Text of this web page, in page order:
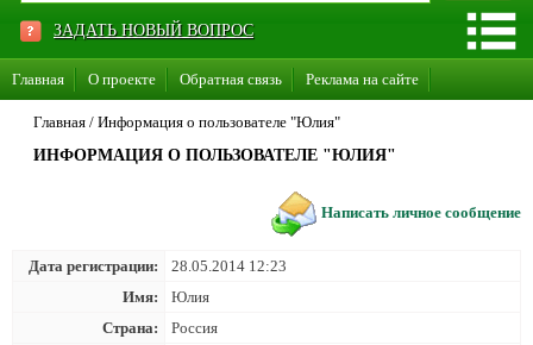
ЗАДАТЬ НОВЫЙ ВОПРОС
Главная О проекте Обратная связь Реклама на сайте
Стать консультантом нашего сайта
Суперакция «Каждому врачу свой сайт»
Главная / Информация о пользователе "Юлия"
ИНФОРМАЦИЯ О ПОЛЬЗОВАТЕЛЕ "ЮЛИЯ"
Написать личное сообщение
Дата регистрации:
28.05.2014 12:23
Имя:
Юлия
Страна:
Россия